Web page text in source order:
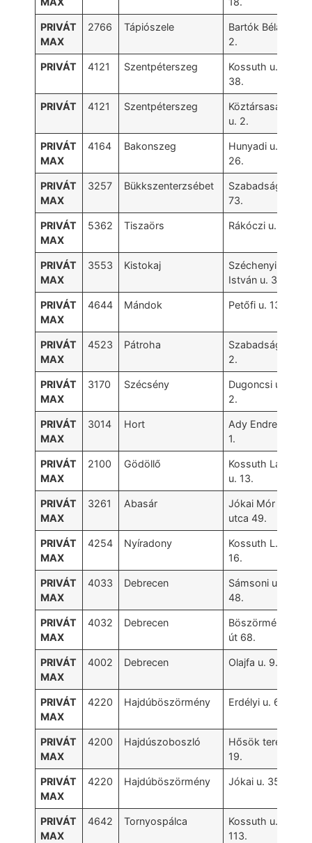
PRIVÁT
MAX
2766 Tápiószele
Bartók Béla u.
2.
PRIVÁT 4121 Szentpéterszeg
Kossuth u.
38.
PRIVÁT 4121 Szentpéterszeg
Köztársaság
u. 2.
PRIVÁT
MAX
4164 Bakonszeg
Hunyadi u.
26.
PRIVÁT
MAX
3257 Bükkszenterzsébet
Szabadság út
73.
PRIVÁT
MAX
5362 Tiszaörs Rákóczi u. 26.
PRIVÁT
MAX
3553 Kistokaj
Széchenyi
István u. 33.
PRIVÁT
MAX
4644 Mándok Petőfi u. 13.
PRIVÁT
MAX
4523 Pátroha
Szabadság u.
2.
PRIVÁT
MAX
3170 Szécsény
Dugoncsi út
2.
PRIVÁT
MAX
3014 Hort
Ady Endre út
1.
PRIVÁT
MAX
2100 Gödöllő
Kossuth Lajos
u. 13.
PRIVÁT
MAX
3261 Abasár
Jókai Mór
utca 49.
PRIVÁT
MAX
4254 Nyíradony
Kossuth L. u.
16.
PRIVÁT
MAX
4033 Debrecen
Sámsoni u.
48.
PRIVÁT
MAX
4032 Debrecen
Böszörményi
út 68.
PRIVÁT
MAX
4002 Debrecen Olajfa u. 9.
PRIVÁT
MAX
4220 Hajdúböszörmény Erdélyi u. 69.
PRIVÁT
MAX
4200 Hajdúszoboszló
Hősök tere
19.
PRIVÁT
MAX
4220 Hajdúböszörmény Jókai u. 35.
PRIVÁT
MAX
4642 Tornyospálca
Kossuth u.
113.